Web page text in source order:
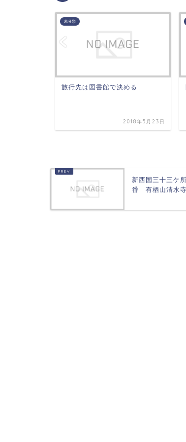
未分類
旅行先は図書館で決める
2018年5月23日
新西国三十三ケ
番 有栖山清水寺